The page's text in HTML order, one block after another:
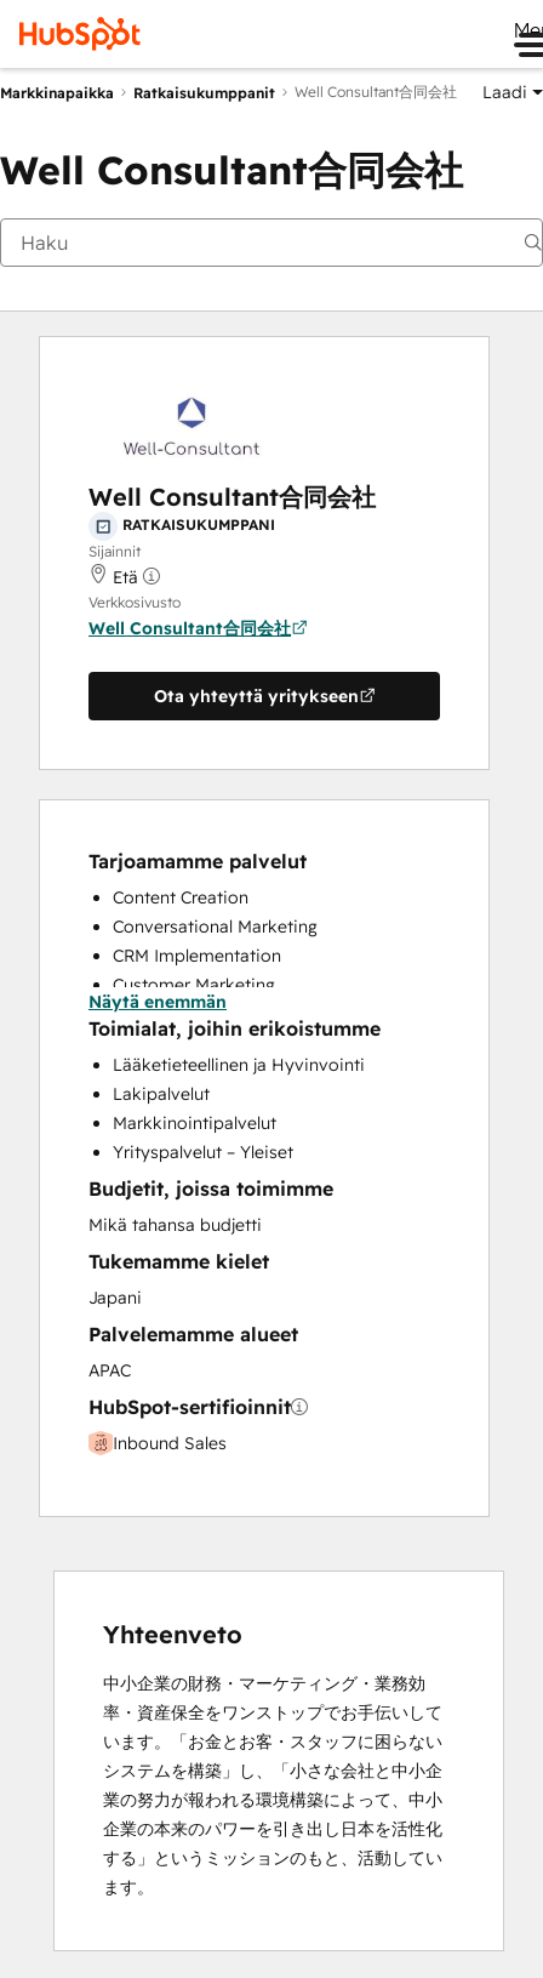
Markkinapaikka Ratkaisukumppanit Well Consultant合同会社 Laadi
Well Consultant合同会社
Well Consultant合同会社
RATKAISUKUMPPANI
Sijainnit
Etä
Verkkosivusto
Well Consultant合同会社
Ota yhteyttä yritykseen
Tarjoamamme palvelut
Content Creation
Conversational Marketing
CRM Implementation
Customer Marketing
Customer Survey and Analysis
Email Marketing
Full Inbound Marketing Services
Paid Advertising
Programmable Automation
Näytä enemmän
Toimialat, joihin erikoistumme
Lääketieteellinen ja Hyvinvointi
Lakipalvelut
Markkinointipalvelut
Yrityspalvelut – Yleiset
Budjetit, joissa toimimme
Mikä tahansa budjetti
Tukemamme kielet
Japani
Palvelemamme alueet
APAC
HubSpot-sertifioinnit
Inbound Sales
Yhteenveto
中小企業の財務・マーケティング・業務効
率・資産保全をワンストップでお手伝いして
います。「お金とお客・スタッフに困らない
システムを構築」し、「小さな会社と中小企
業の努力が報われる環境構築によって、中小
企業の本来のパワーを引き出し日本を活性化
する」というミッションのもと、活動してい
ます。